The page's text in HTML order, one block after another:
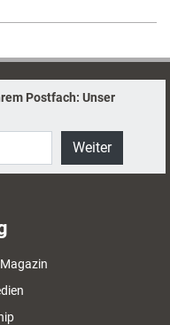
Postfach: Unser
Weiter